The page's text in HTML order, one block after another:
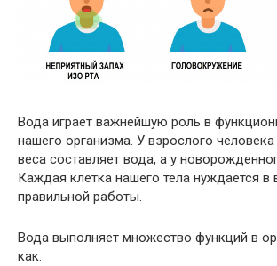
Вода играет важнейшую роль в
нашего организма. У взрослого
веса составляет вода, а у
Каждая клетка нашего тела нуждается в
правильной работы.
Вода выполняет множество функций в
как: